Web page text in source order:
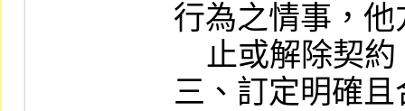
行為之情事，
三、訂定明確